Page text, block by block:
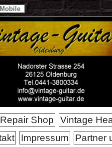
Mobile
Repair Shop
Vintage
Impressum Partner